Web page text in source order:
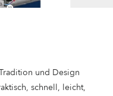
und Design
schnell, leicht,